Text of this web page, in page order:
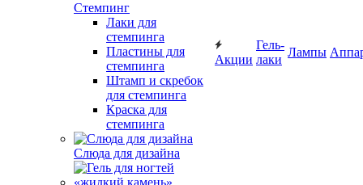
Стемпинг
Лаки для
стемпинга
Пластины для
стемпинга
Штамп и скребок
для стемпинга
Краска для
стемпинга
Слюда для дизайна
Акции
Гель-
лаки
Лампы